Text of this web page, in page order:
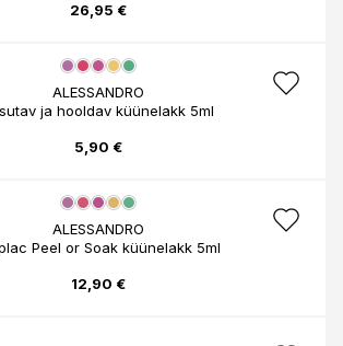
26,95 €
ALESSANDRO
ja hooldav küünelakk 5ml
5,90 €
ALESSANDRO
Peel or Soak küünelakk 5ml
12,90 €